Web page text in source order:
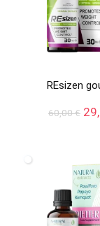
REsizen
60,00€ Le